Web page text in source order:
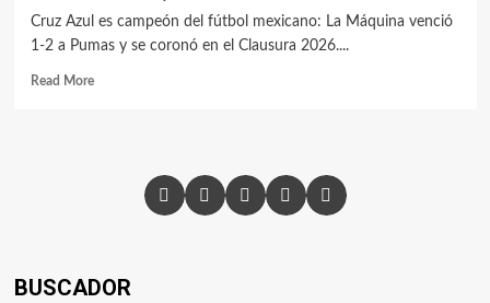
Cruz Azul es campeón del fútbol mexicano: La Máquina venció
1-2 a Pumas y se coronó en el Clausura 2026....
Read More
BUSCADOR